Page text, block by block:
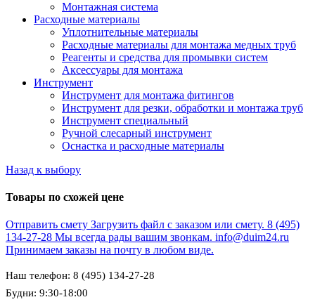
Монтажная система
Расходные материалы
Уплотнительные материалы
Расходные материалы для монтажа медных труб
Реагенты и средства для промывки систем
Аксессуары для монтажа
Инструмент
Инструмент для монтажа фитингов
Инструмент для резки, обработки и монтажа труб
Инструмент специальный
Ручной слесарный инструмент
Оснастка и расходные материалы
Назад к выбору
Товары по схожей цене
Отправить смету Загрузить файл с заказом или смету. 8 (495)
134-27-28 Мы всегда рады вашим звонкам. info@duim24.ru
Принимаем заказы на почту в любом виде.
Наш телефон: 8 (495) 134-27-28
Будни: 9:30-18:00